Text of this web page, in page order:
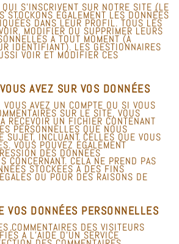
S’INSCRIVENT SUR NOTRE SITE (LE
STOCKONS ÉGALEMENT LES DONNÉES
DANS LEUR PROFIL. TOUS LES
MODIFIER OU SUPPRIMER LEURS
À TOUT MOMENT (À
IDENTIFIANT). LES GESTIONNAIRES
VOIR ET MODIFIER CES
AVEZ SUR VOS DONNÉES
VOUS AVEZ UN COMPTE OU SI VOUS
SUR LE SITE, VOUS
RECEVOIR UN FICHIER CONTENANT
PERSONNELLES QUE NOUS
SUJET, INCLUANT CELLES QUE VOUS
VOUS POUVEZ ÉGALEMENT
DES DONNÉES
CONCERNANT. CELA NE PREND PAS
STOCKÉES À DES FINS
OU POUR DES RAISONS DE
VOS DONNÉES PERSONNELLES
COMMENTAIRES DES VISITEURS
À L’AIDE D’UN SERVICE